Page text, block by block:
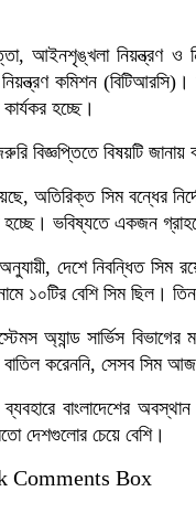
আইনশৃঙ্খলা নিয়ন্ত্রণ ও
নিয়ন্ত্রণ কমিশন
কার্যকর হচ্ছে।
বিজ্ঞপ্তিতে বিষয়টি জানায়
অতিরিক্ত সিম বন্ধের
হচ্ছে। ভবিষ্যতে একজন
দেশে নিবন্ধিত
১০টির বেশি সিম ছিল।
অ্যান্ড সার্ভিস
করেননি, সেসব সিম
বাংলাদেশের
দেশগুলোর চেয়ে বেশি।
Comments Box